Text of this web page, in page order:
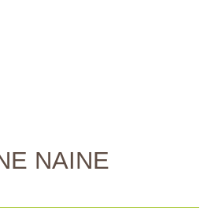
NAINE